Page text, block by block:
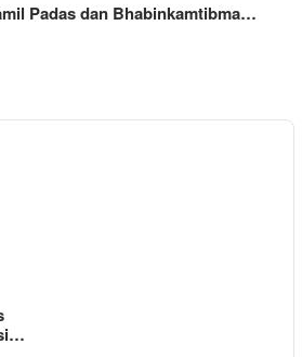
Padas dan Bhabinkamtibma…